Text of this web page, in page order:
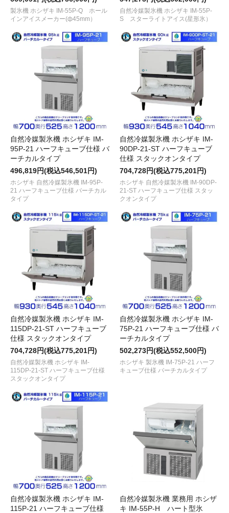
製氷機 ホシザキ IM-55P-Q ホール
インアイスメーカー(ф45mm）
自然冷媒製氷機 ホシザキ IM-55P-
S スターライトアイス(星形氷）
自然冷媒製氷機 ホシザキ IM-
95P-21 ハーフキューブ仕様 バ
ーチカルタイプ
496,819円(税込546,501円)
ホシザキ 自然冷媒製氷機 IM-95P-
21 ハーフキューブ仕様 バーチカル
タイプ
自然冷媒製氷機 ホシザキ IM-
90DP-21-ST ハーフキューブ
仕様 スタックオンタイプ
704,728円(税込775,201円)
ホシザキ 自然冷媒製氷機 IM-90DP-
21-ST ハーフキューブ仕様 スタッ
クオンタイプ
自然冷媒製氷機 ホシザキ IM-
115DP-21-ST ハーフキューブ
仕様 スタックオンタイプ
704,728円(税込775,201円)
自然冷媒製氷機 ホシザキ IM-
115DP-21-ST ハーフキューブ仕様
スタックオンタイプ
自然冷媒製氷機 ホシザキ IM-
75P-21 ハーフキューブ仕様 バ
ーチカルタイプ
502,273円(税込552,500円)
ホシザキ 製氷機 IM-75P-21 ハーフ
キューブ仕様 バーチカルタイプ
自然冷媒製氷機 ホシザキ IM-
115P-21 ハーフキューブ仕様
自然冷媒製氷機 業務用 ホシザ
キ IM-55P-H ハート型氷